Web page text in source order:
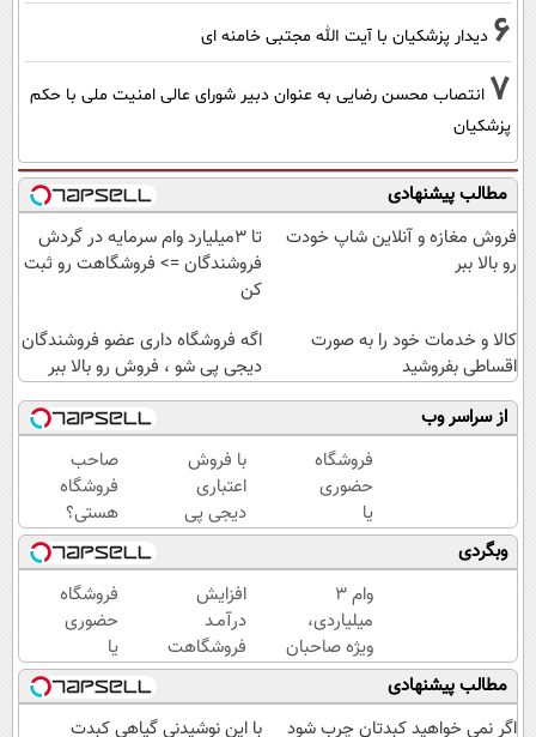
6 دیدار پزشکیان با آیت الله مجتبی خامنه ای
7 انتصاب محسن رضایی به عنوان دبیر شورای عالی امنیت ملی با حکم
پزشکیان
مطالب پیشنهادی
فروش مغازه و آنلاین شاپ خودت
رو بالا ببر
تا 3میلیارد وام سرمایه در گردش
فروشندگان => فروشگاهت رو ثبت
کن
کالا و خدمات خود را به صورت
اقساطی بفروشید
اگه فروشگاه داری عضو فروشندگان
دیجی پی شو ، فروش رو بالا ببر
از سراسر وب
فروشگاه
حضوری
یا
اینترنتی
داری؟
راحت
محصول
و
خدماتت
رو
بفروش
با فروش
اعتباری
دیجی پی
فروش
محصولت
رو بالاببر
صاحب
فروشگاه
هستی؟
وام تا ۳
میلیارد
تومان
بگیر
وبگردی
وام ۳
میلیاردی،
ویژه صاحبان
فروشگاه‌های
آنلاین و
حضوری
افزایش
درآمـد
فروشگاهت
رو تضمین
کن
فروشگاه
حضوری
یا
اینترنتی
داری؟
راحت
مطالب پیشنهادی
اگر نمی خواهید کبدتان چرب شود
با این نوشیدنی گیاهی کبدت